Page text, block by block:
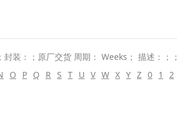
装：；原厂交货 周期： Weeks； 描述：；；
O P Q R S T U V W X Y Z 0 1 2